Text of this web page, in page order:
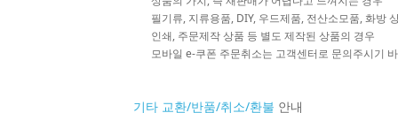
필기류, 지류용품, DIY, 우드제품, 전산소모품, 화방
인쇄, 주문제작 상품 등 별도 제작된 상품의 경우
모바일 e-쿠폰 주문취소는 고객센터로 문의주시기
기타 교환/반품/취소/환불 안내